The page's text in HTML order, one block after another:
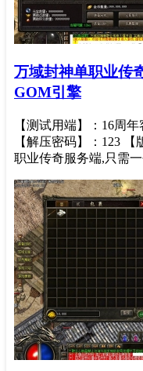
万域封神单职业传
GOM引擎
【测试用端】：16周
【解压密码】：123
职业传奇服务端,只需